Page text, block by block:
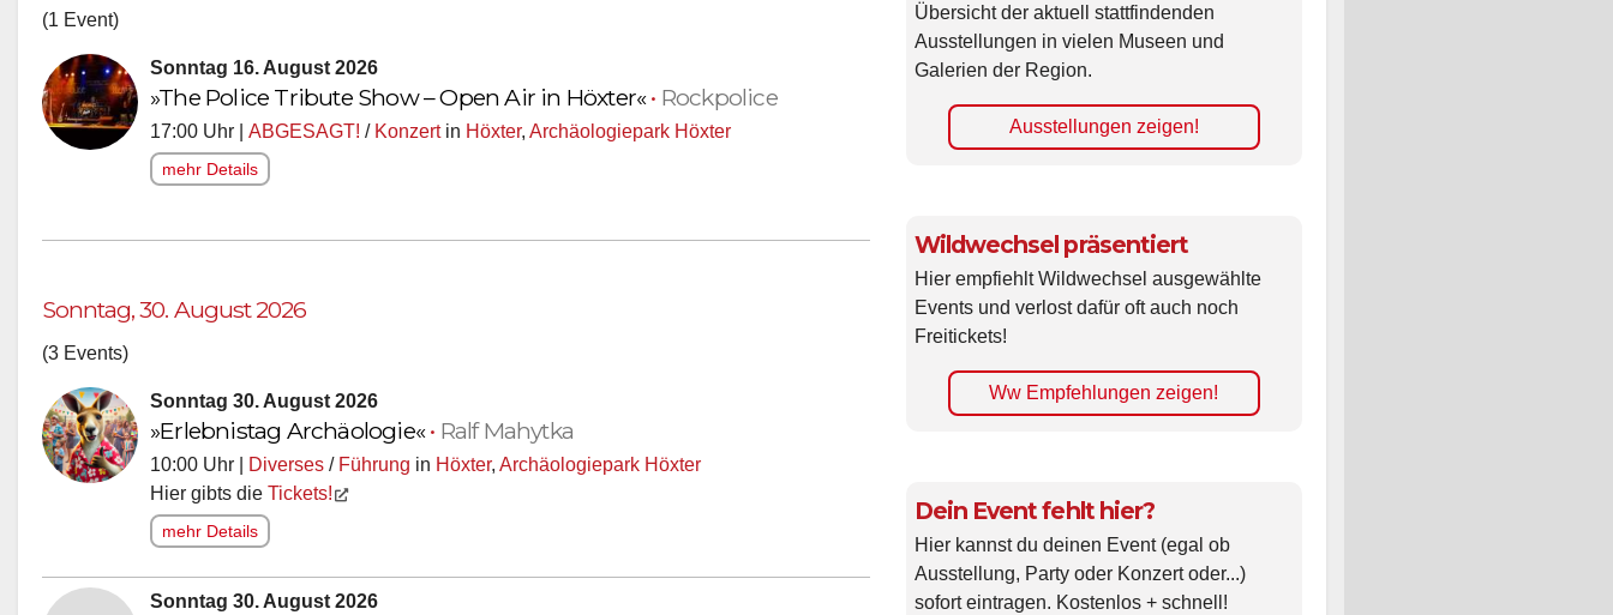
(1 Event)
Sonntag 16. August 2026
»The Police Tribute Show – Open Air in Höxter«• Rockpolice
17:00 Uhr | ABGESAGT! / Konzertin Höxter, Archäologiepark Höxter
mehr Details
Sonntag, 30. August 2026
(3 Events)
Sonntag 30. August 2026
»Erlebnistag Archäologie«• Ralf Mahytka
10:00 Uhr | Diverses / Führung in Höxter, Archäologiepark Höxter
Hier gibts die Tickets!
mehr Details
Sonntag 30. August 2026
Übersicht der aktuell stattfindenden
Ausstellungen in vielen Museen und
Galerien der Region.
Ausstellungen zeigen!
Wildwechsel präsentiert
Hier empfiehlt Wildwechsel ausgewählte
Events und verlost dafür oft auch noch
Freitickets!
Ww Empfehlungen zeigen!
Dein Event fehlt hier?
Hier kannst du deinen Event (egal ob
Ausstellung, Party oder Konzert oder...)
sofort eintragen. Kostenlos + schnell!